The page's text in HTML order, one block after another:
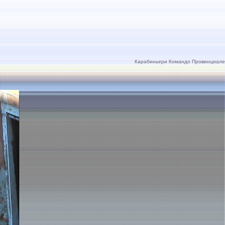
Карабиньери Командо Провинциале